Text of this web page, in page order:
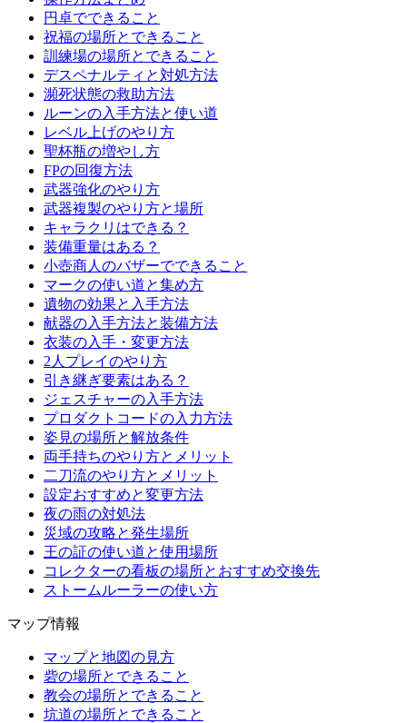
円卓でできること
祝福の場所とできること
訓練場の場所とできること
デスペナルティと対処方法
瀕死状態の救助方法
ルーンの入手方法と使い道
レベル上げのやり方
聖杯瓶の増やし方
FPの回復方法
武器強化のやり方
武器複製のやり方と場所
キャラクリはできる？
装備重量はある？
小壺商人のバザーでできること
マークの使い道と集め方
遺物の効果と入手方法
献器の入手方法と装備方法
衣装の入手・変更方法
2人プレイのやり方
引き継ぎ要素はある？
ジェスチャーの入手方法
プロダクトコードの入力方法
姿見の場所と解放条件
両手持ちのやり方とメリット
二刀流のやり方とメリット
設定おすすめと変更方法
夜の雨の対処法
災域の攻略と発生場所
王の証の使い道と使用場所
コレクターの看板の場所とおすすめ交換先
ストームルーラーの使い方
マップ情報
マップと地図の見方
砦の場所とできること
教会の場所とできること
坑道の場所とできること